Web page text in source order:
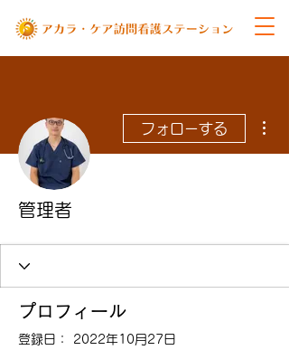
フォローする
管理者
プロフィール
登録日： 2022年10月27日